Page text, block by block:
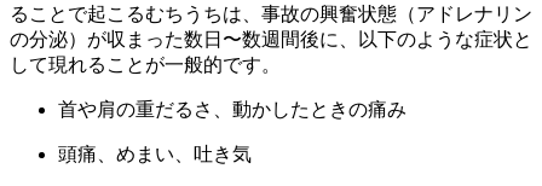
ることで起こるむちうちは、事故の興奮状態（アドレナリン
の分泌）が収まった数日〜数週間後に、以下のような症状と
して現れることが一般的です。
首や肩の重だるさ、動かしたときの痛み
頭痛、めまい、吐き気